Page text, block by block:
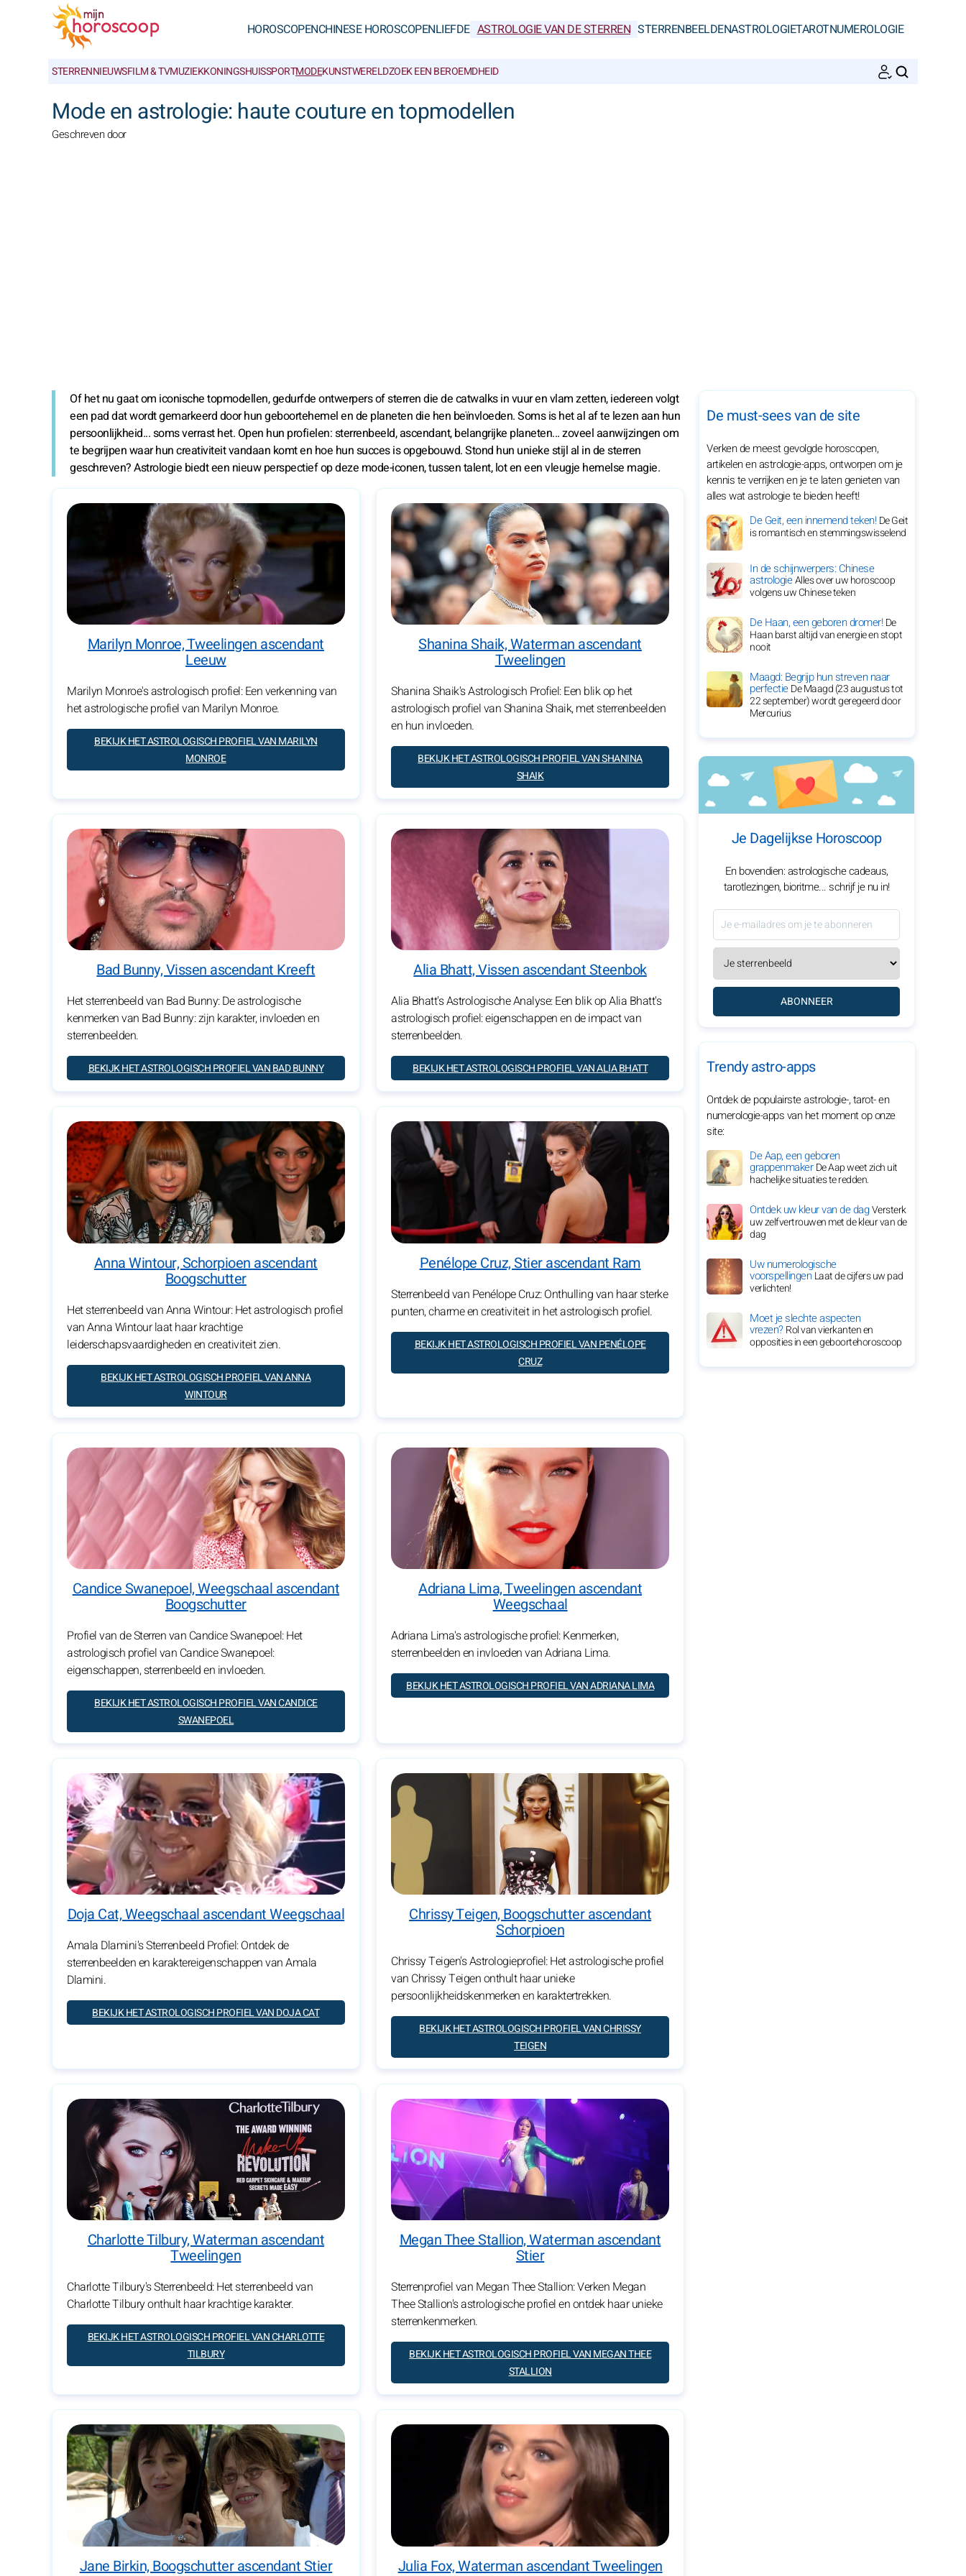
HOROSCOPENCHINESE HOROSCOPENLIEFDE ASTROLOGIE VAN DE STERREN STERRENBEELDENASTROLOGIETAROTNUMEROLOGIE
STERRENNIEUWSFILM & TVMUZIEKKONINGSHUISSPORTMODEKUNSTWERELDZOEK EEN BEROEMDHEID
Mode en astrologie: haute couture en topmodellen
Geschreven door
Of het nu gaat om iconische topmodellen, gedurfde ontwerpers of sterren die de catwalks in vuur en vlam zetten, iedereen volgt
een pad dat wordt gemarkeerd door hun geboortehemel en de planeten die hen beïnvloeden. Soms is het al af te lezen aan hun
persoonlijkheid... soms verrast het. Open hun profielen: sterrenbeeld, ascendant, belangrijke planeten... zoveel aanwijzingen om
te begrijpen waar hun creativiteit vandaan komt en hoe hun succes is opgebouwd. Stond hun unieke stijl al in de sterren
geschreven? Astrologie biedt een nieuw perspectief op deze mode-iconen, tussen talent, lot en een vleugje hemelse magie.
Marilyn Monroe, Tweelingen ascendant
Leeuw
Marilyn Monroe's astrologisch profiel: Een verkenning van
het astrologische profiel van Marilyn Monroe.
BEKIJK HET ASTROLOGISCH PROFIEL VAN MARILYN
MONROE
Shanina Shaik, Waterman ascendant
Tweelingen
Shanina Shaik's Astrologisch Profiel: Een blik op het
astrologisch profiel van Shanina Shaik, met sterrenbeelden
en hun invloeden.
BEKIJK HET ASTROLOGISCH PROFIEL VAN SHANINA
SHAIK
Bad Bunny, Vissen ascendant Kreeft
Het sterrenbeeld van Bad Bunny: De astrologische
kenmerken van Bad Bunny: zijn karakter, invloeden en
sterrenbeelden.
BEKIJK HET ASTROLOGISCH PROFIEL VAN BAD BUNNY
Alia Bhatt, Vissen ascendant Steenbok
Alia Bhatt's Astrologische Analyse: Een blik op Alia Bhatt's
astrologisch profiel: eigenschappen en de impact van
sterrenbeelden.
BEKIJK HET ASTROLOGISCH PROFIEL VAN ALIA BHATT
Anna Wintour, Schorpioen ascendant
Boogschutter
Het sterrenbeeld van Anna Wintour: Het astrologisch profiel
van Anna Wintour laat haar krachtige
leiderschapsvaardigheden en creativiteit zien.
BEKIJK HET ASTROLOGISCH PROFIEL VAN ANNA
WINTOUR
Penélope Cruz, Stier ascendant Ram
Sterrenbeeld van Penélope Cruz: Onthulling van haar sterke
punten, charme en creativiteit in het astrologisch profiel.
BEKIJK HET ASTROLOGISCH PROFIEL VAN PENÉLOPE
CRUZ
Candice Swanepoel, Weegschaal ascendant
Boogschutter
Profiel van de Sterren van Candice Swanepoel: Het
astrologisch profiel van Candice Swanepoel:
eigenschappen, sterrenbeeld en invloeden.
BEKIJK HET ASTROLOGISCH PROFIEL VAN CANDICE
SWANEPOEL
Adriana Lima, Tweelingen ascendant
Weegschaal
Adriana Lima's astrologische profiel: Kenmerken,
sterrenbeelden en invloeden van Adriana Lima.
BEKIJK HET ASTROLOGISCH PROFIEL VAN ADRIANA LIMA
Doja Cat, Weegschaal ascendant Weegschaal
Amala Dlamini's Sterrenbeeld Profiel: Ontdek de
sterrenbeelden en karaktereigenschappen van Amala
Dlamini.
BEKIJK HET ASTROLOGISCH PROFIEL VAN DOJA CAT
Chrissy Teigen, Boogschutter ascendant
Schorpioen
Chrissy Teigen's Astrologieprofiel: Het astrologische profiel
van Chrissy Teigen onthult haar unieke
persoonlijkheidskenmerken en karaktertrekken.
BEKIJK HET ASTROLOGISCH PROFIEL VAN CHRISSY
TEIGEN
Charlotte Tilbury, Waterman ascendant
Tweelingen
Charlotte Tilbury's Sterrenbeeld: Het sterrenbeeld van
Charlotte Tilbury onthult haar krachtige karakter.
BEKIJK HET ASTROLOGISCH PROFIEL VAN CHARLOTTE
TILBURY
Megan Thee Stallion, Waterman ascendant
Stier
Sterrenprofiel van Megan Thee Stallion: Verken Megan
Thee Stallion's astrologische profiel en ontdek haar unieke
sterrenkenmerken.
BEKIJK HET ASTROLOGISCH PROFIEL VAN MEGAN THEE
STALLION
Jane Birkin, Boogschutter ascendant Stier Julia Fox, Waterman ascendant Tweelingen
De must-sees van de site
Verken de meest gevolgde horoscopen,
artikelen en astrologie-apps, ontworpen om je
kennis te verrijken en je te laten genieten van
alles wat astrologie te bieden heeft!
De Geit, een innemend teken!De Geit
is romantisch en stemmingswisselend
In de schijnwerpers: Chinese
astrologieAlles over uw horoscoop
volgens uw Chinese teken
De Haan, een geboren dromer!De
Haan barst altijd van energie en stopt
nooit
Maagd: Begrijp hun streven naar
perfectieDe Maagd (23 augustus tot
22 september) wordt geregeerd door
Mercurius
Je Dagelijkse Horoscoop
En bovendien: astrologische cadeaus,
tarotlezingen, bioritme... schrijf je nu in!
ABONNEER
Trendy astro-apps
Ontdek de populairste astrologie-, tarot- en
numerologie-apps van het moment op onze
site:
De Aap, een geboren
grappenmakerDe Aap weet zich uit
hachelijke situaties te redden.
Ontdek uw kleur van de dagVersterk
uw zelfvertrouwen met de kleur van de
dag
Uw numerologische
voorspellingenLaat de cijfers uw pad
verlichten!
Moet je slechte aspecten
vrezen?Rol van vierkanten en
opposities in een geboortehoroscoop